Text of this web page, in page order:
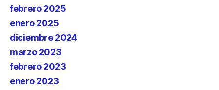
febrero 2025
enero 2025
diciembre 2024
marzo 2023
febrero 2023
enero 2023